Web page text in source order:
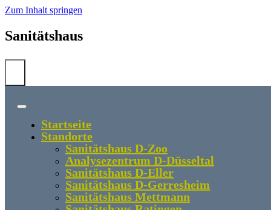
Zum Inhalt springen
Startseite
Standorte
Sanitätshaus D-Zoo
Analysezentrum D-Düsseltal
Sanitätshaus D-Eller
Sanitätshaus D-Gerresheim
Sanitätshaus Mettmann
Sanitätshaus